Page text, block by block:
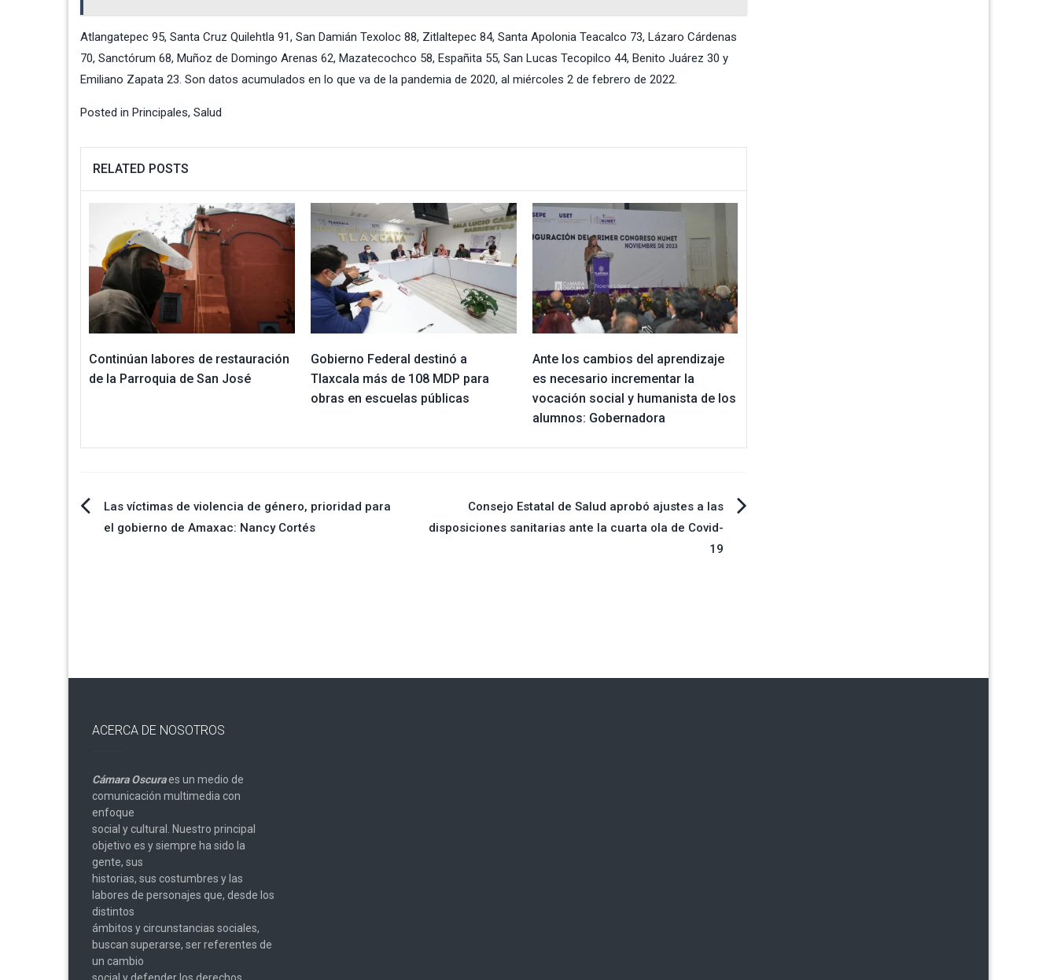
Atlangatepec 95, Santa Cruz Quilehtla 91, San Damián Texoloc 88, Zitlaltepec 84, Santa Apolonia Teacalco 73, Lázaro Cárdenas
70, Sanctórum 68, Muñoz de Domingo Arenas 62, Mazatecochco 58, Españita 55, San Lucas Tecopilco 44, Benito Juárez 30 y
Emiliano Zapata 23. Son datos acumulados en lo que va de la pandemia de 2020, al miércoles 2 de febrero de 2022.
Posted in Principales, Salud
RELATED POSTS
Continúan labores de restauración
de la Parroquia de San José
Gobierno Federal destinó a
Tlaxcala más de 108 MDP para
obras en escuelas públicas
Ante los cambios del aprendizaje
es necesario incrementar la
vocación social y humanista de los
alumnos: Gobernadora
Navegación
Las víctimas de violencia de género, prioridad para
el gobierno de Amaxac: Nancy Cortés
Consejo Estatal de Salud aprobó ajustes a las
disposiciones sanitarias ante la cuarta ola de Covid-
19
ACERCA DE NOSOTROS
Cámara Oscuraes un medio de
comunicación multimedia con
enfoque
social y cultural. Nuestro principal
objetivo es y siempre ha sido la
gente, sus
historias, sus costumbres y las
labores de personajes que, desde los
distintos
ámbitos y circunstancias sociales,
buscan superarse, ser referentes de
un cambio